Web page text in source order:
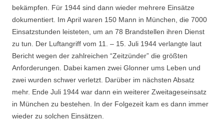
bekämpfen. Für 1944 sind dann wieder mehrere Einsätze
dokumen­tiert. Im April waren 150 Mann in München, die 7000
Einsatzstunden leisteten, um an 78 Brandstellen ihren Dienst
zu tun. Der Luftangriff vom 11. – 15. Juli 1944 verlangte laut
Bericht wegen der zahlreichen “Zeitzünder” die größten
Anforderungen. Dabei kamen zwei Glonner ums Leben und
zwei wurden schwer verletzt. Darüber im nächsten Absatz
mehr. Ende Juli 1944 war dann ein weiterer Zweitageseinsatz
in München zu bestehen. In der Folgezeit kam es dann immer
wieder zu solchen Einsätzen.